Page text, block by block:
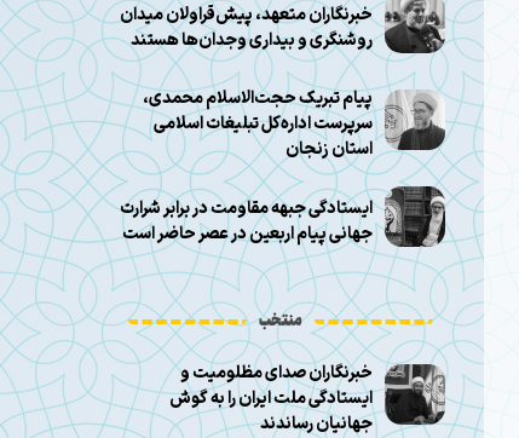
خبرنگاران متعهد، پیش‌قراولان میدان
روشنگری و بیداری وجدان‌ها هستند
پیام تبریک حجت‌الاسلام محمدی،
سرپرست اداره‌کل تبلیغات اسلامی
استان زنجان
ایستادگی جبهه مقاومت در برابر شرارت
جهانی پیام اربعین در عصر حاضر است
منتخب
خبرنگاران صدای مظلومیت و
ایستادگی ملت ایران را به گوش
جهانیان رساندند